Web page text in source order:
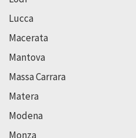
Lucca
Macerata
Mantova
Massa Carrara
Matera
Modena
Monza